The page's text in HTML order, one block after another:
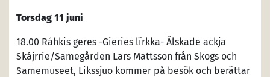
Torsdag 11 juni
18.00 Ráhkis geres -Gieries lïrkka- Älskade ackja
Skájrrie/Samegården Lars Mattsson från Skogs och
Samemuseet, Likssjuo kommer på besök och berättar